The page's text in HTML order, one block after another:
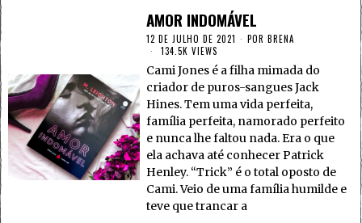
AMOR INDOMÁVEL
12 DE JULHO DE 2021 PORBRENA
134.5K VIEWS
Cami Jones é a filha mimada do
criador de puros-sangues Jack
Hines. Tem uma vida perfeita,
família perfeita, namorado perfeito
e nunca lhe faltou nada. Era o que
ela achava até conhecer Patrick
Henley. “Trick” é o total oposto de
Cami. Veio de uma família humilde e
teve que trancar a